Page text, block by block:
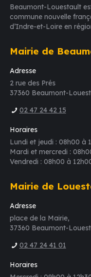
Beaumont-Louestault
commune nouvelle
d’Indre-et-Loire en
Mairie de
Adresse
2 rue des Prés
37360 Beaumont-
02 47 24 42 15
Horaires
Lundi et jeudi : 08h00 à
Mardi et mercredi :
Vendredi : 08h00 à
Mairie de
Adresse
place de la Mairie,
37360 Beaumont-
02 47 24 41 01
Horaires